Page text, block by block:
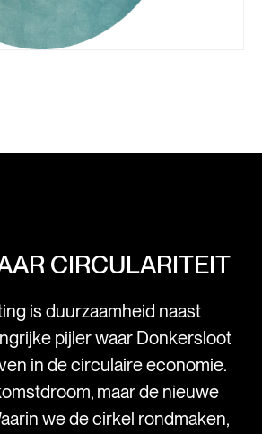
CIRCULARITEIT
is duurzaamheid naast
pijler waar Donkersloot
in de circulaire economie.
maar de nieuwe
we de cirkel rondmaken,